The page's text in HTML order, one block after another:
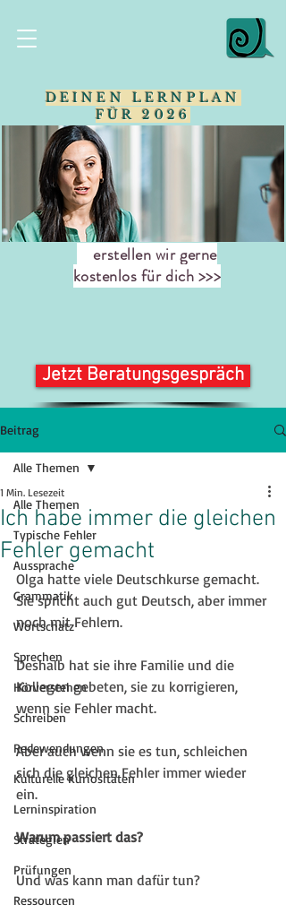
DEINEN LERNPLAN
FÜR 2026
erstellen wir gerne
kostenlos für dich >>>
Jetzt Beratungsgespräch
Beitrag
Alle Themen
Typische Fehler
Aussprache
Grammatik
Wortschatz
Sprechen
Hörverstehen
Schreiben
Redewendungen
Kulturelle Kuriositäten
Lerninspiration
Strategien
Prüfungen
Ressourcen
Alle Themen
Ich habe immer die gleichen
Fehler gemacht
1 Min. Lesezeit
Olga hatte viele Deutschkurse gemacht.
Sie spricht auch gut Deutsch, aber immer
noch mit Fehlern.
Deshalb hat sie ihre Familie und die
Kollegen gebeten, sie zu korrigieren,
wenn sie Fehler macht.
Aber auch wenn sie es tun, schleichen
sich die gleichen Fehler immer wieder
ein.
Warum passiert das?
Und was kann man dafür tun?